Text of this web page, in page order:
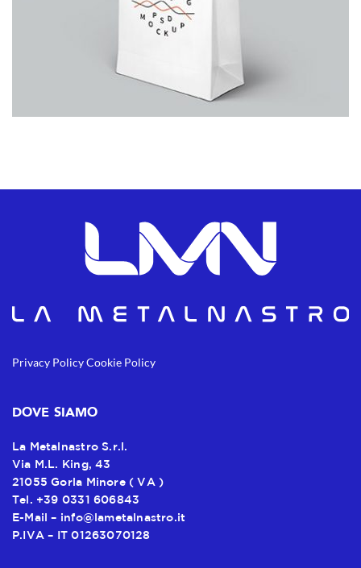
Privacy PolicyCookie Policy
DOVE SIAMO
La Metalnastro S.r.l.
Via M.L. King, 43
21055 Gorla Minore ( VA )
Tel. +39 0331 606843
E-Mail – info@lametalnastro.it
P.IVA – IT 01263070128